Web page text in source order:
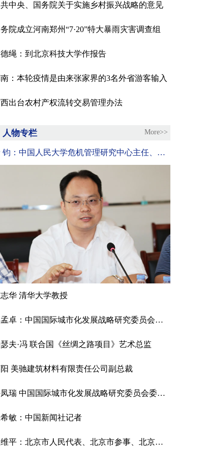
中央、国务院关于实施乡村振兴战略的意见
院成立河南郑州“7·20”特大暴雨灾害调查组
绳：到北京科技大学作报告
：本轮疫情是由来张家界的3名外省游客输入
西出台农村产权流转交易管理办法
人物专栏 More>>
唐 钧：中国人民大学危机管理研究中心主任、政府管理与改革研究中心副主任
华 清华大学教授
郭孟卓：中国国际城市化发展战略研究委员会战略咨询委员，国家水利部新闻宣传中心主任
夫·冯 联合国《丝绸之路项目》艺术总监
美驰建筑材料有限责任公司副总裁
牛凤瑞 中国国际城市化发展战略研究委员会委员、中国社科院城市发展与环境研究中心原主任、中国城市经济学会副会长
敏：中国新闻社记者
王维平：北京市人民代表、北京市参事、北京市市容管理委员会副总工程师